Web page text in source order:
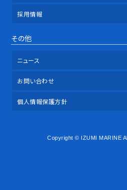
採用情報
その他
ニュース
お問い合わせ
個人情報保護方針
Copyright © IZUMI MARINE